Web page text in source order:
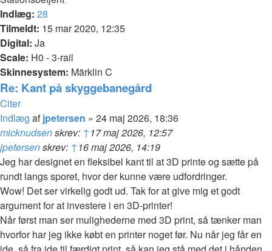
Indlæg: 28
Tilmeldt: 15 mar 2020, 12:35
Digital: Ja
Scale: H0 - 3-rail
Skinnesystem: Märklin C
Re: Kant på skyggebanegård
Citer
Indlæg afjpetersen » 24 maj 2026, 18:36
micknudsenskrev: ↑17 maj 2026, 12:57
jpetersenskrev: ↑16 maj 2026, 14:19
Jeg har designet en fleksibel kant til at 3D printe og sætte på
rundt langs sporet, hvor der kunne være udfordringer.
Wow! Det ser virkelig godt ud. Tak for at give mig et godt
argument for at investere i en 3D-printer!
Når først man ser mulighederne med 3D print, så tænker man
hvorfor har jeg ikke købt en printer noget før. Nu når jeg får en